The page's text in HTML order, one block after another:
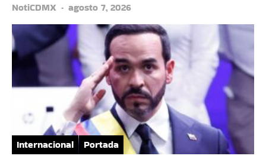
NotiCDMX
agosto 7, 2026
Internacional Portada